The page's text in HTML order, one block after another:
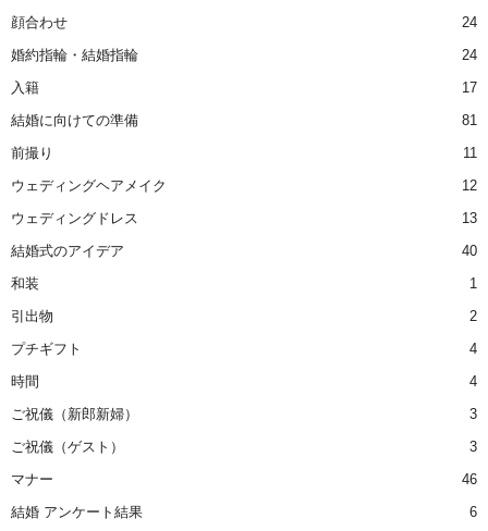
顔合わせ
24
婚約指輪・結婚指輪
24
入籍
17
結婚に向けての準備
81
前撮り
11
ウェディングヘアメイク
12
ウェディングドレス
13
結婚式のアイデア
40
和装
1
引出物
2
プチギフト
4
時間
4
ご祝儀（新郎新婦）
3
ご祝儀（ゲスト）
3
マナー
46
結婚 アンケート結果
6